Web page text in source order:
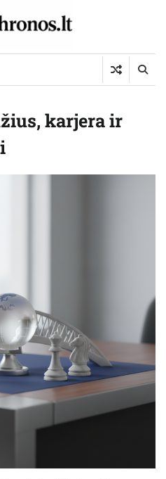
karjera ir